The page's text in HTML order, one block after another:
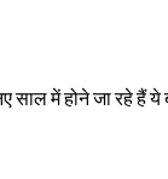
साल में होने जा रहे हैं ये